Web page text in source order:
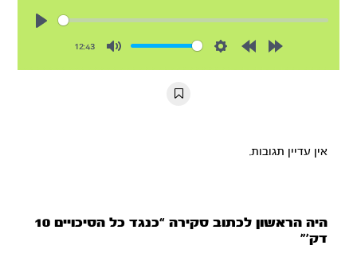
12:43
אין עדיין תגובות.
היה הראשון לכתוב סקירה “כנגד כל הסיכויים 10
דק’”